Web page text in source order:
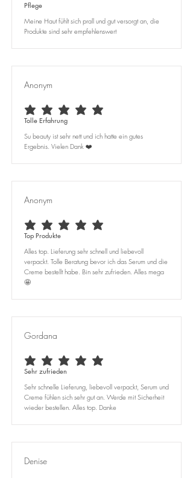
Pflege
Meine Haut fühlt sich prall und gut versorgt an, die
Produkte sind sehr empfehlenswert
Anonym
durchschnittliches Rating ist 5 von 5
Tolle Erfahrung
Su beauty ist sehr nett und ich hatte ein gutes
Ergebnis. Vielen Dank ❤️
Anonym
durchschnittliches Rating ist 5 von 5
Top Produkte
Alles top. Lieferung sehr schnell und liebevoll
verpackt. Tolle Beratung bevor ich das Serum und die
Creme bestellt habe. Bin sehr zufrieden. Alles mega
🤩
Gordana
durchschnittliches Rating ist 5 von 5
Sehr zufrieden
Sehr schnelle Lieferung, liebevoll verpackt, Serum und
Creme fühlen sich sehr gut an. Werde mit Sicherheit
wieder bestellen. Alles top. Danke
Denise